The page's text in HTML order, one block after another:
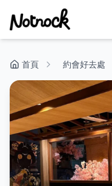
首頁 約會好去處